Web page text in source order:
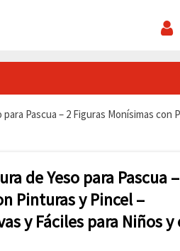
Pascua – 2 Figuras Monísimas con
de Yeso para Pascua
Pinturas y Pincel –
y Fáciles para Niños y